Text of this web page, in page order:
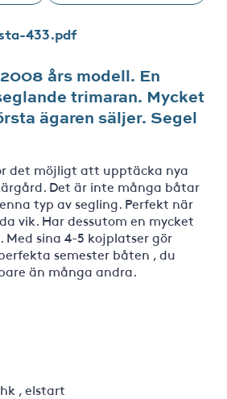
433.pdf
års modell. En
trimaran. Mycket
ägaren säljer. Segel
det möjligt att upptäcka nya
Det är inte många båtar
typ av segling. Perfekt när
vik. Har dessutom en mycket
Med sina 4-5 kojplatser gör
semester båten , du
än många andra.
, elstart